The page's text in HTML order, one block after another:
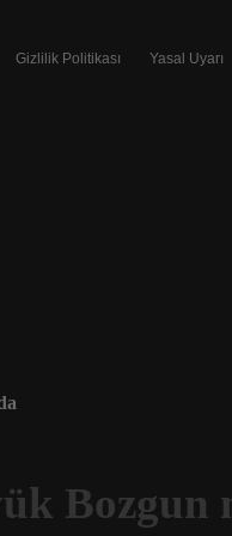
Gizlilik Politikası Yasal Uyarı
Bozgun